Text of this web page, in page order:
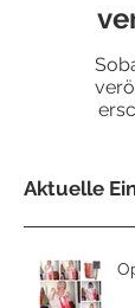
Aktuelle